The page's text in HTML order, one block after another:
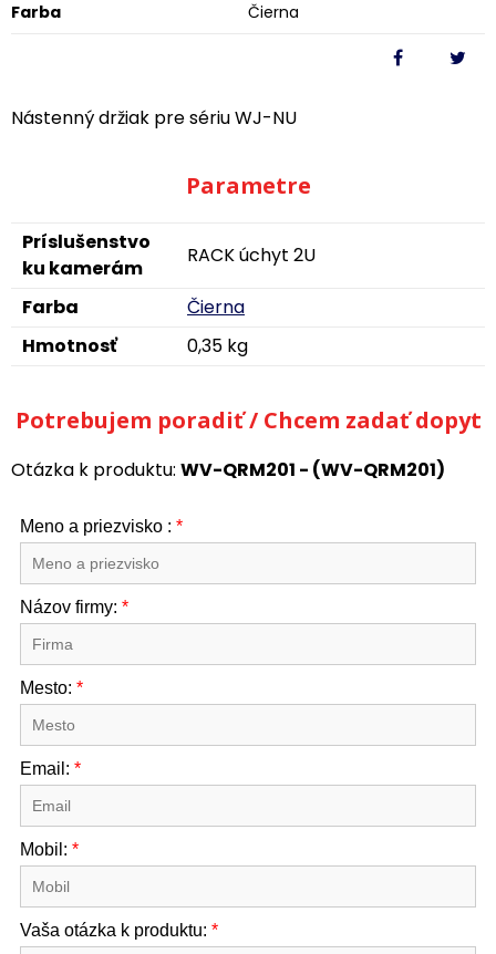
Farba
Čierna
Nástenný držiak pre sériu WJ-NU
Parametre
Príslušenstvo
ku kamerám
RACK úchyt 2U
Farba
Čierna
Hmotnosť
0,35 kg
Potrebujem poradiť / Chcem zadať dopyt
Otázka k produktu: WV-QRM201 - (WV-QRM201)